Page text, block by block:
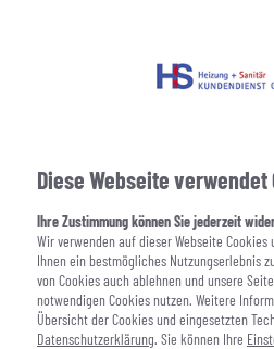
Diese Webseite verwendet
Ihre Zustimmung können Sie jederzeit
Wir verwenden auf dieser Webseite
Ihnen ein bestmögliches Nutzungserlebnis
von Cookies auch ablehnen und unsere
notwendigen Cookies nutzen. Weitere
Übersicht der Cookies und eingesetzten
Datenschutzerklärung. Sie können Ihre